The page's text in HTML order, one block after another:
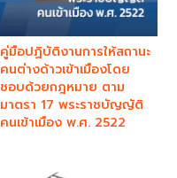
คู่มือปฏิบัติงานการให้สถานะ
คนต่างด้าวเข้าเมืองโดย
ชอบด้วยกฎหมาย ตาม
มาตรา 17 พระราชบัญญัติ
คนเข้าเมือง พ.ศ. 2522